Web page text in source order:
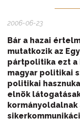
2006-06-23
Bár a hazai
mutatkozik az
pártpolitika ezt a
magyar politikai
politikai
elnök